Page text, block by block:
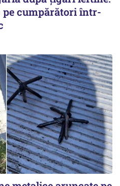
pe cumpărători într-